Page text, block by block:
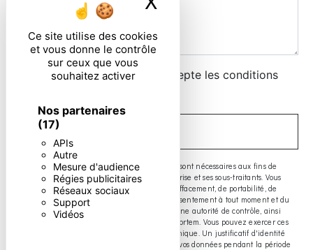
Ce site utilise des cookies
et vous donne le contrôle
sur ceux que vous
souhaitez activer
Nos partenaires
(17)
APIs
Autre
Mesure d'audience
Régies publicitaires
Réseaux sociaux
Support
Vidéos
En cochant cette case, j'accepte les conditions
** Les données personnelles communiquées sont nécessaires aux fins de
vous contacter. Elles sont destinées à l'entreprise et ses sous-traitants. Vous
disposez de droits d’accès, de rectification, d’effacement, de portabilité, de
limitation, d’opposition, de retrait de votre consentement à tout moment et du
droit d’introduire une réclamation auprès d’une autorité de contrôle, ainsi
que d’organiser le sort de vos données post-mortem. Vous pouvez exercer ces
droits par voie postale ou par courrier électronique. Un justificatif d'identité
pourra vous être demandé. Nous conservons vos données pendant la période